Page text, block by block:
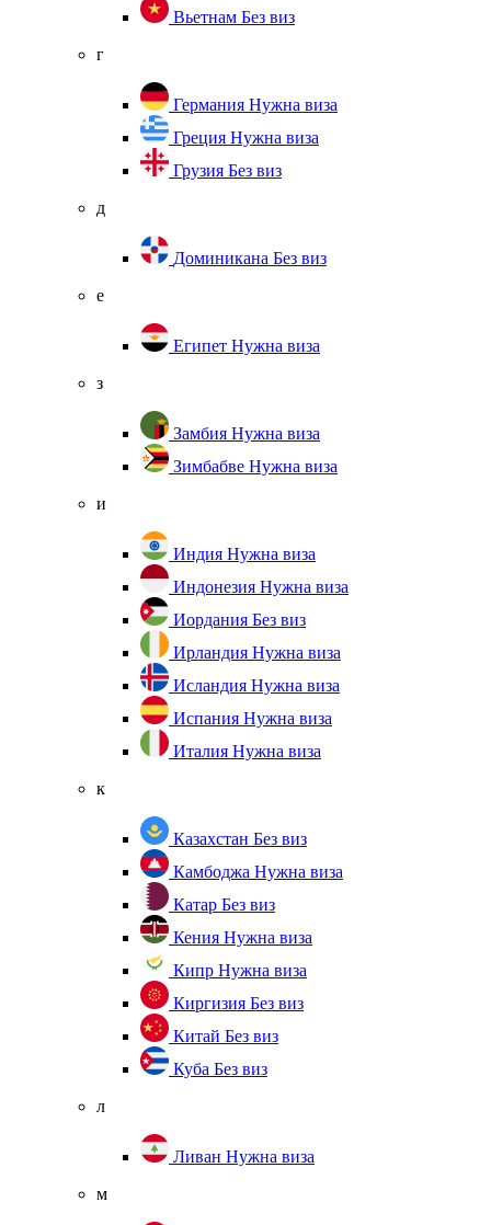
Вьетнам Без виз
г
Германия Нужна виза
Греция Нужна виза
Грузия Без виз
д
Доминикана Без виз
е
Египет Нужна виза
з
Замбия Нужна виза
Зимбабве Нужна виза
и
Индия Нужна виза
Индонезия Нужна виза
Иордания Без виз
Ирландия Нужна виза
Исландия Нужна виза
Испания Нужна виза
Италия Нужна виза
к
Казахстан Без виз
Камбоджа Нужна виза
Катар Без виз
Кения Нужна виза
Кипр Нужна виза
Киргизия Без виз
Китай Без виз
Куба Без виз
л
Ливан Нужна виза
м